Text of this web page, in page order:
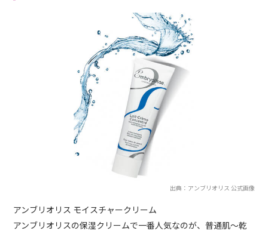
出典：アンブリオリス 公式画像
アンブリオリス モイスチャークリーム
アンブリオリスの保湿クリームで一番人気なのが、普通肌〜乾